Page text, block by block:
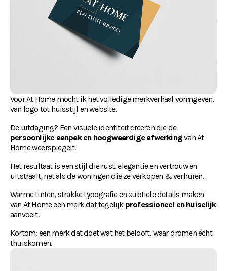
Voor At Home mocht ik het volledige merkverhaal vormgeven,
van logo tot huisstijl en website.
De uitdaging? Een visuele identiteit creëren die de
persoonlijke aanpak en hoogwaardige afwerking van At
Home weerspiegelt.
Het resultaat is een stijl die rust, elegantie en vertrouwen
uitstraalt, net als de woningen die ze verkopen & verhuren.
Warme tinten, strakke typografie en subtiele details maken
van At Home een merk dat tegelijk professioneel en huiselijk
aanvoelt.
Kortom: een merk dat doet wat het belooft, waar dromen écht
thuiskomen.